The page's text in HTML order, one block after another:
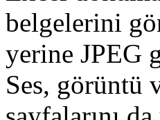
belgelerini
yerine JPEG
Ses, görüntü